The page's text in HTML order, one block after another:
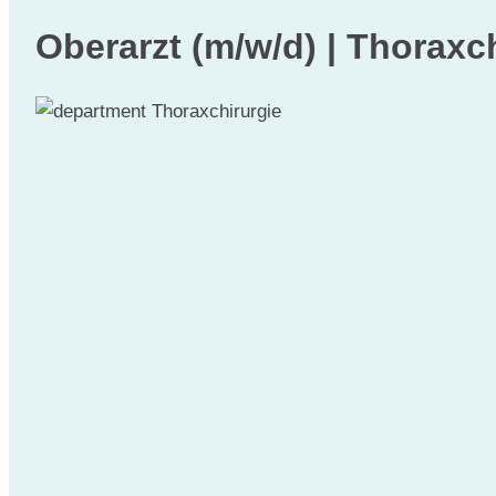
Oberarzt (m/w/d) |
Thoraxchirurgie